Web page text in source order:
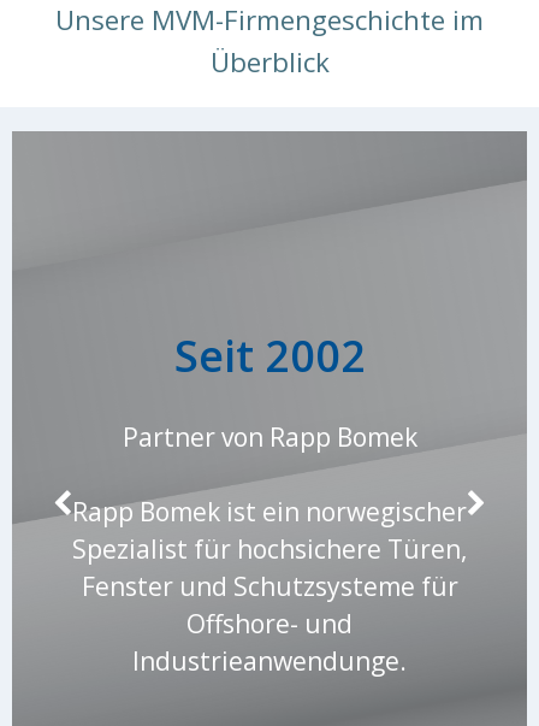
Unsere MVM-Firmengeschichte im
Überblick
Seit 2002
Partner von Rapp Bomek
Rapp Bomek ist ein norwegischer
Spezialist für hochsichere Türen,
Fenster und Schutzsysteme für
Offshore- und
Industrieanwendunge.